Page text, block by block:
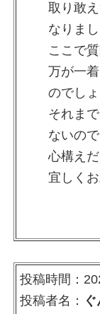
取り敢
なりまし
ここで質
万が一
のでしょ
それま
ないので
心構え
宜しく
投稿時間：
投稿者名：